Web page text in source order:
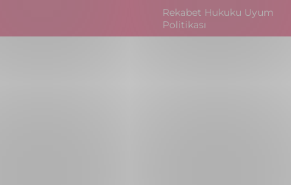
Rekabet Hukuku Uyum
Politikası